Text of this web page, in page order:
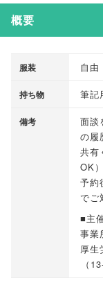
概要
服装 自由
持ち物 筆記
備考 面談
の履
共有
OK）
予約
でご
■主
事業
厚生
（